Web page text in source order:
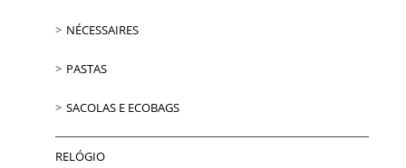
NÉCESSAIRES
PASTAS
SACOLAS E ECOBAGS
RELÓGIO